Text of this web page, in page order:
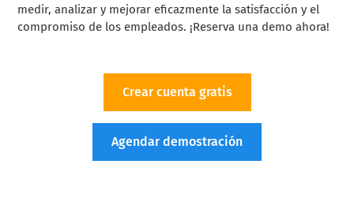
medir, analizar y mejorar eficazmente la satisfacción y el
compromiso de los empleados. ¡Reserva una demo ahora!
Crear cuenta gratis
Agendar demostración